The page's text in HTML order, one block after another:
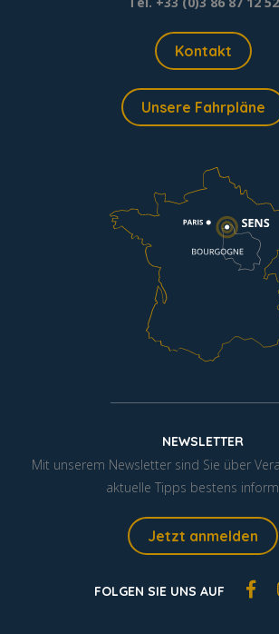
Kontakt
Unsere Fahrpläne
NEWSLETTER
Mit unserem Newsletter sind Sie über
aktuelle Tipps bestens
Jetzt anmelden
FOLGEN SIE UNS AUF